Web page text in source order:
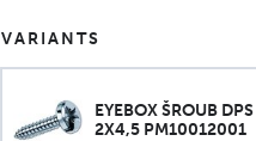
VARIANTS
EYEBOX ŠROUB
2X4,5 PM10012001